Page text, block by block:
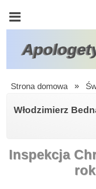
KOŚCIÓŁ
KATOLICKI
TRÓJCA
ŚWIĘTA
W
OBRONIE
Strona domowa »
Włodzimierz
Inspekcja